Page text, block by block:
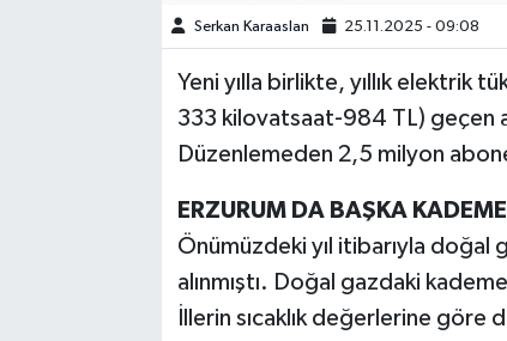
Serkan Karaaslan 25.11.2025 - 09:08
Yeni yılla birlikte, yıllık elektrik
333 kilovatsaat-984 TL) geçen
Düzenlemeden 2,5 milyon
ERZURUM DA BAŞKA
Önümüzdeki yıl itibarıyla doğal
alınmıştı. Doğal gazdaki
İllerin sıcaklık değerlerine göre